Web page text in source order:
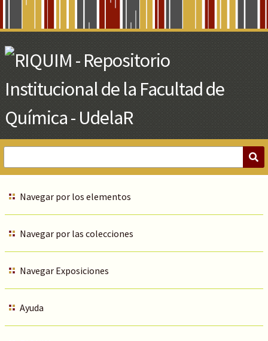
Main
Content
Navegar por los elementos
Navegar por las colecciones
Navegar Exposiciones
Ayuda